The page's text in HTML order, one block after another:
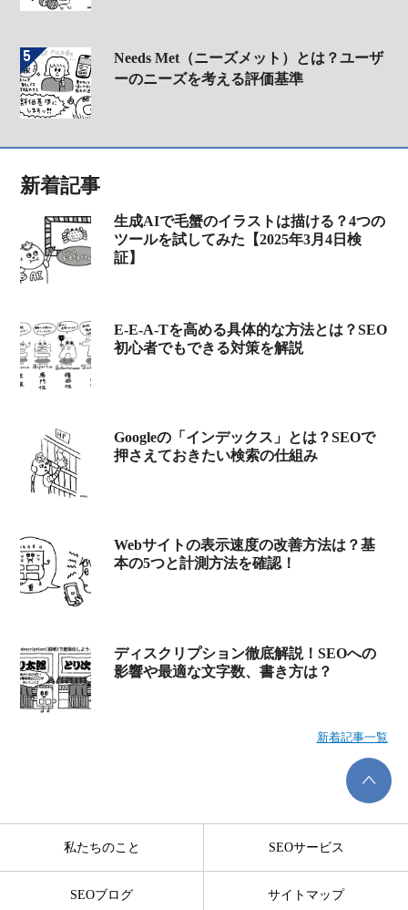
Needs Met（ニーズメット）とは？ユーザ
ーのニーズを考える評価基準
新着記事
生成AIで毛蟹のイラストは描ける？4つの
ツールを試してみた【2025年3月4日検
証】
E-E-A-Tを高める具体的な方法とは？SEO
初心者でもできる対策を解説
Googleの「インデックス」とは？SEOで
押さえておきたい検索の仕組み
Webサイトの表示速度の改善方法は？基
本の5つと計測方法を確認！
ディスクリプション徹底解説！SEOへの
影響や最適な文字数、書き方は？
新着記事一覧
私たちのこと SEOサービス
SEOブログ サイトマップ